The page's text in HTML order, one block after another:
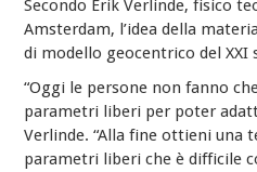
Secondo Erik Verlinde, fisico
Amsterdam, l’idea della
di modello geocentrico del XXI
“Oggi le persone non fanno
parametri liberi per poter
Verlinde. “Alla fine ottieni una
parametri liberi che è difficile